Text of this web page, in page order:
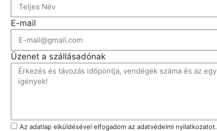
E-mail
Üzenet a szállásadónak
Az adatlap elküldésével elfogadom az adatvédelmi nyilatkozatot.